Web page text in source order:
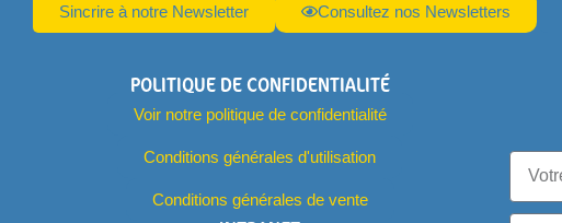
Sincrire à notre Newsletter Consultez nos Newsletters
POLITIQUE DE CONFIDENTIALITÉ
Voir notre politique de confidentialité
Conditions générales d'utilisation
Conditions générales de vente